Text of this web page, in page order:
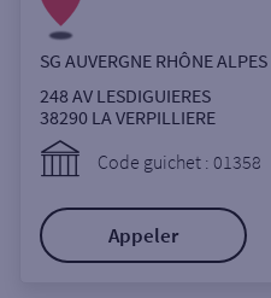
Ouverte le samedi
SG AUVERGNE RHÔNE ALPES
248 AV LESDIGUIERES
38290 LA VERPILLIERE
Code guichet : 01358
Appeler